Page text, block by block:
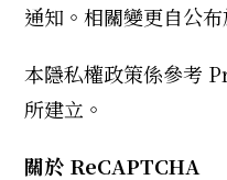
通知。相關變更自公
本隱私權政策係參考
所建立。
關於 ReCAPTCHA